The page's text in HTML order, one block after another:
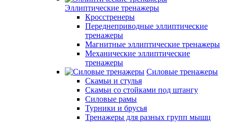
Эллиптические тренажеры
Кросстренеры
Переднеприводные эллиптические
тренажеры
Магнитные эллиптические тренажеры
Механические эллиптические
тренажеры
Силовые тренажеры
Скамьи и стулья
Скамьи со стойками под штангу
Силовые рамы
Турники и брусья
Тренажеры для разных групп мышц